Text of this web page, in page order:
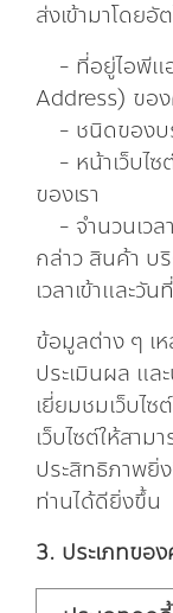
ส่งเข้ามาโดยอั
- ที่อยู่ไอพีแ
Address) ขอ
- ชนิดของบ
- หน้าเว็บไซ
ของเรา
- จำนวนเวล
กล่าว สินค้า บ
เวลาเข้าและ
ข้อมูลต่าง ๆ เ
ประเมินผล แ
เยี่ยมชมเว็บไ
เว็บไซต์ให้สาม
ประสิทธิภาพยิ่
ท่านได้ดียิ่งขึ้น
3. ประเภทขอ